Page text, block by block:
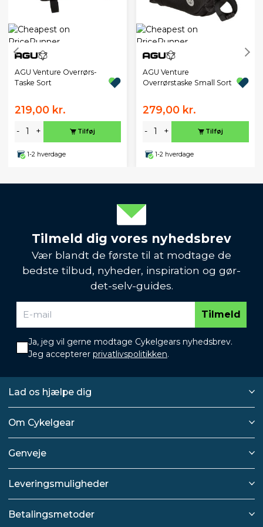
AGU Venture Overrørs-
Taske Sort
219,00 kr.
- + Tilføj
1-2 hverdage
AGU Venture
Overrørstaske Small Sort
279,00 kr.
- + Tilføj
1-2 hverdage
Tilmeld dig vores nyhedsbrev
Vær blandt de første til at modtage de
bedste tilbud, nyheder, inspiration og gør-
det-selv-guides.
Tilmeld
Ja, jeg vil gerne modtage Cykelgears nyhedsbrev.
Jeg accepterer privatlivspolitikken.
Lad os hjælpe dig
Om Cykelgear
Genveje
Leveringsmuligheder
Betalingsmetoder